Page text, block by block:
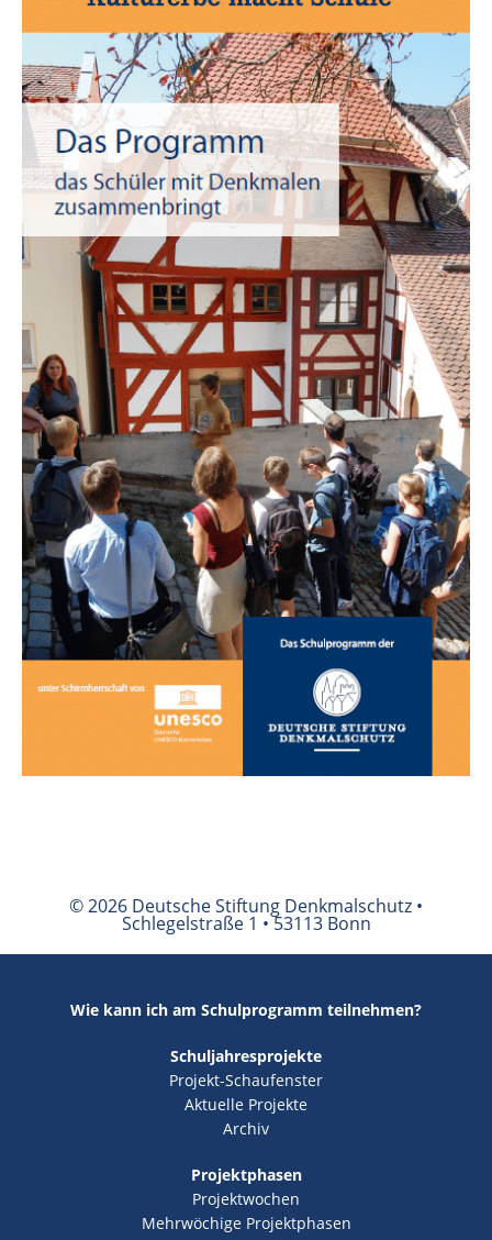
© 2026 Deutsche Stiftung Denkmalschutz •
Schlegelstraße 1 • 53113 Bonn
Wie kann ich am Schulprogramm teilnehmen?
Schuljahresprojekte
Projekt-Schaufenster
Aktuelle Projekte
Archiv
Projektphasen
Projektwochen
Mehrwöchige Projektphasen